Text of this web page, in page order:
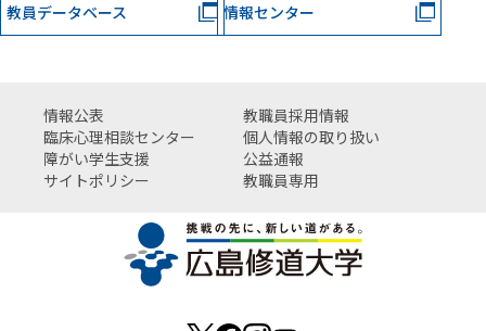
教員データベース 情報センター
情報公表
教職員採用情報
臨床心理相談センター
個人情報の取り扱い
障がい学生支援
公益通報
サイトポリシー
教職員専用